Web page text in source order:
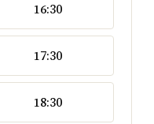
16:30
17:30
18:30